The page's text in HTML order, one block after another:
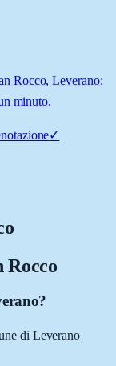
Rocco, Leverano:
minuto.
✓
Rocco
di Leverano